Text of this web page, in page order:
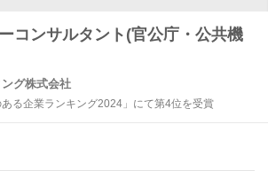
コンサルタント(官公庁・公共機
グ株式会社
る企業ランキング2024」にて第4位を受賞